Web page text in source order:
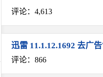
评论：4,613
迅雷 11.1.12.1692 去广
评论：866